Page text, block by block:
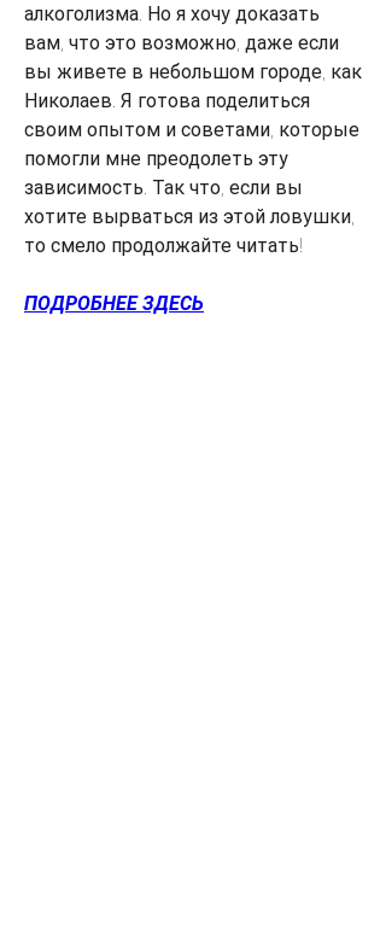
алкоголизма. Но я хочу доказать
вам, что это возможно, даже если
вы живете в небольшом городе, как
Николаев. Я готова поделиться
своим опытом и советами, которые
помогли мне преодолеть эту
зависимость. Так что, если вы
хотите вырваться из этой ловушки,
то смело продолжайте читать!
ПОДРОБНЕЕ ЗДЕСЬ